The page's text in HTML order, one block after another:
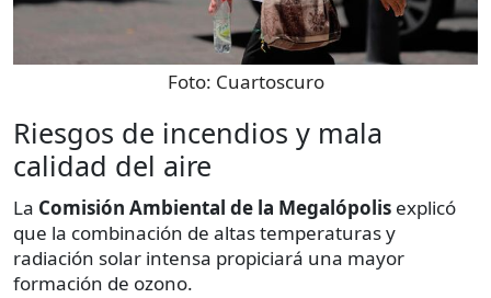
Foto: Cuartoscuro
Riesgos de incendios y mala
calidad del aire
La Comisión Ambiental de la Megalópolis explicó
que la combinación de altas temperaturas y
radiación solar intensa propiciará una mayor
formación de ozono.